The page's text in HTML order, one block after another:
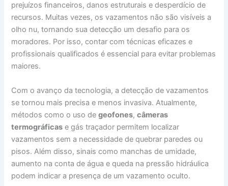
prejuízos financeiros, danos estruturais e desperdício de
recursos. Muitas vezes, os vazamentos não são visíveis a
olho nu, tornando sua detecção um desafio para os
moradores. Por isso, contar com técnicas eficazes e
profissionais qualificados é essencial para evitar problemas
maiores.
Com o avanço da tecnologia, a detecção de vazamentos
se tornou mais precisa e menos invasiva. Atualmente,
métodos como o uso degeofones,câmeras
termográficas e gás traçador permitem localizar
vazamentos sem a necessidade de quebrar paredes ou
pisos. Além disso, sinais como manchas de umidade,
aumento na conta de água e queda na pressão hidráulica
podem indicar a presença de um vazamento oculto.